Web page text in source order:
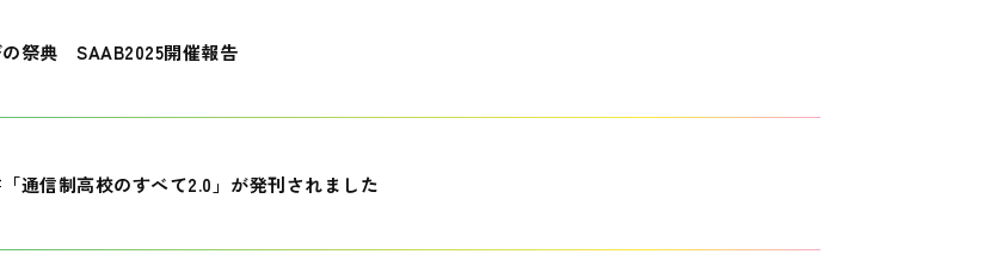
祭典 SAAB2025開催報告
通信制高校のすべて2.0」が発刊されました